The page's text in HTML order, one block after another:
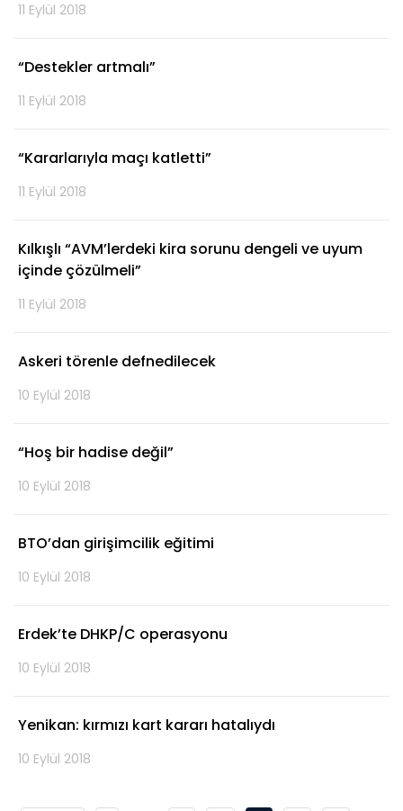
11 Eylül 2018
“Destekler artmalı”
11 Eylül 2018
“Kararlarıyla maçı katletti”
11 Eylül 2018
Kılkışlı “AVM’lerdeki kira sorunu dengeli ve uyum
içinde çözülmeli”
11 Eylül 2018
Askeri törenle defnedilecek
10 Eylül 2018
“Hoş bir hadise değil”
10 Eylül 2018
BTO’dan girişimcilik eğitimi
10 Eylül 2018
Erdek’te DHKP/C operasyonu
10 Eylül 2018
Yenikan: kırmızı kart kararı hatalıydı
10 Eylül 2018